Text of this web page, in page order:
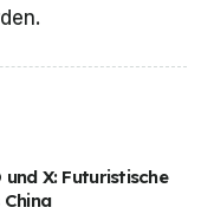
X: Futuristische